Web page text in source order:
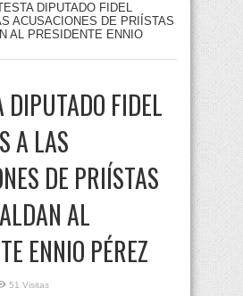
DIPUTADO FIDEL
ACUSACIONES DE PRIÍSTAS
AL PRESIDENTE ENNIO
DIPUTADO FIDEL
A LAS
DE PRIÍSTAS
AL
ENNIO PÉREZ
51 Visitas